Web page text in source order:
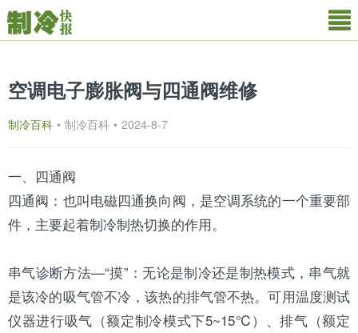
空调电子膨胀阀与四通阀维修
制冷百科 • 制冷百科 • 2024-8-7
一、 四通阀
四通阀：也叫电磁四通换向阀，是空调系统的一个重要部
件，主要起着制冷制热切换的作用。
串气诊断方法—“摸”：无论是制冷还是制热模式，串气就
是该冷的吸气管不冷，该热的排气管不热。可用温度测试
仪器进行吸气（额定制冷模式下5~15℃）、排气（额定